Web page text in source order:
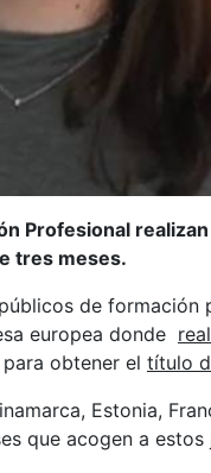
Profesional
tres meses.
de formación
europea donde
obtener el título
Estonia,
que acogen a estos